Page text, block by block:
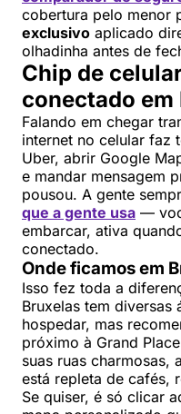
cobertura pelo menor
exclusivo aplicado
olhadinha antes de
Chip de
conectado em
Falando em chegar
internet no celular faz
Uber, abrir Google
e mandar mensagem
pousou. A gente
que a gente usa —
embarcar, ativa
conectado.
Onde ficamos em
Isso fez toda a
Bruxelas tem diversas
hospedar, mas
próximo à Grand
suas ruas charmosas,
está repleta de cafés,
Se quiser, é só clicar